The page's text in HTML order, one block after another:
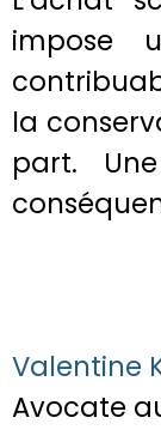
impose
la
part.
Valentine
Avocate